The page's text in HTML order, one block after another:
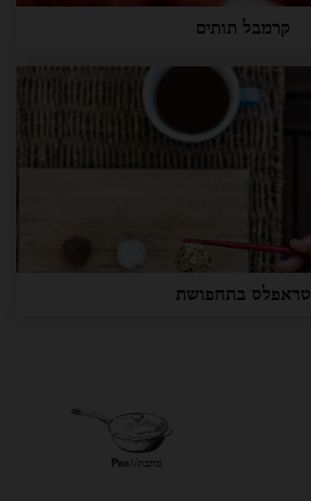
קרמבל תותים
טראפלס בתחפושת